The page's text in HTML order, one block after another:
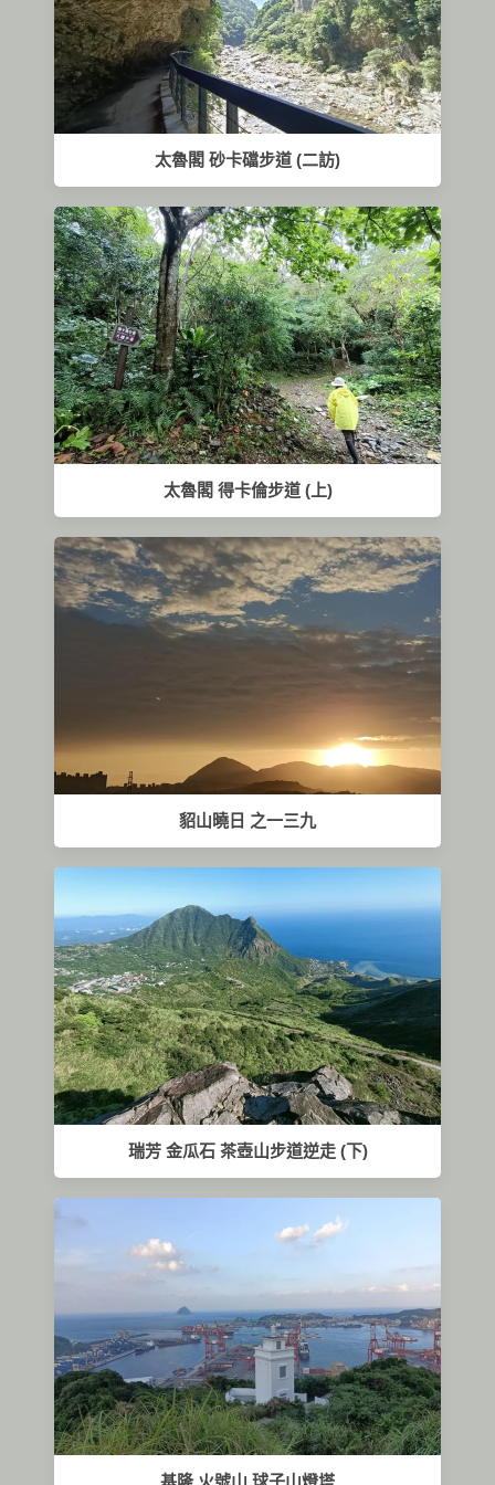
太魯閣 砂卡礑步道 (二訪)
太魯閣 得卡倫步道 (上)
貂山曉日 之一三九
瑞芳 金瓜石 茶壺山步道逆走 (下)
基隆 火號山 球子山燈塔